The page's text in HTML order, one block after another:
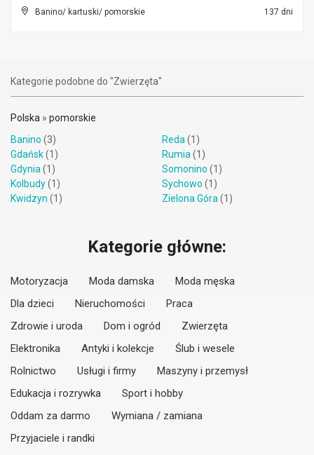
Banino/ kartuski/ pomorskie 137 dni
Kategorie podobne do "Zwierzęta"
Polska » pomorskie
Banino (3)
Gdańsk(1)
Gdynia (1)
Kolbudy(1)
Kwidzyn (1)
Reda (1)
Rumia (1)
Somonino (1)
Sychowo (1)
Zielona Góra (1)
Kategorie główne:
Motoryzacja Moda damska
Moda męska
Dla dzieci
Nieruchomości
Praca
Zdrowie i uroda
Dom i ogród
Zwierzęta
Elektronika
Antyki i kolekcje
Ślub i wesele
Rolnictwo
Usługi i firmy
Maszyny i przemysł
Edukacja i rozrywka
Sport i hobby
Oddam za darmo
Wymiana / zamiana
Przyjaciele i randki